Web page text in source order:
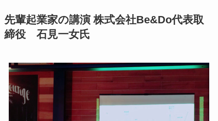
先輩起業家の講演 株式会社Be&Do代表取
締役 石見一女氏